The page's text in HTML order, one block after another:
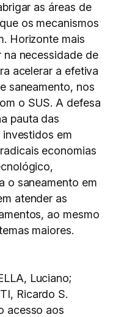
as áreas de
os mecanismos
Horizonte mais
na necessidade de
acelerar a efetiva
saneamento, nos
o SUS. A defesa
pauta das
em
economias
o saneamento em
atender as
ao mesmo
maiores.
Luciano;
Ricardo S.
acesso aos